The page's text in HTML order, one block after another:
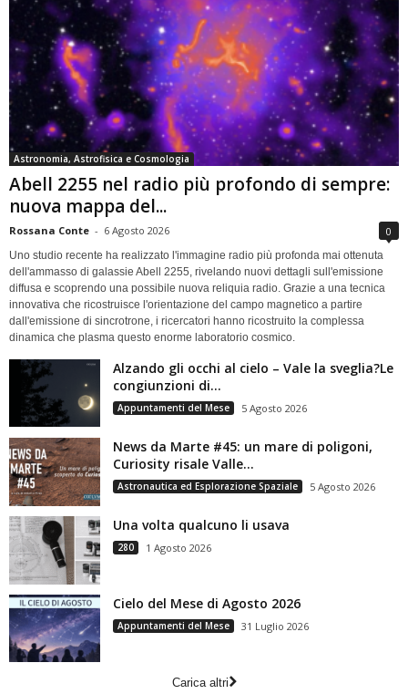
Astronomia, Astrofisica e Cosmologia
Abell 2255 nel radio più profondo di sempre:
nuova mappa del...
Rossana Conte - 6 Agosto 2026 0
Uno studio recente ha realizzato l'immagine radio più profonda mai ottenuta
dell'ammasso di galassie Abell 2255, rivelando nuovi dettagli sull'emissione
diffusa e scoprendo una possibile nuova reliquia radio. Grazie a una tecnica
innovativa che ricostruisce l'orientazione del campo magnetico a partire
dall'emissione di sincrotrone, i ricercatori hanno ricostruito la complessa
dinamica che plasma questo enorme laboratorio cosmico.
Alzando gli occhi al cielo – Vale la sveglia?Le
congiunzioni di...
Appuntamenti del Mese 5 Agosto 2026
News da Marte #45: un mare di poligoni,
Curiosity risale Valle...
Astronautica ed Esplorazione Spaziale 5 Agosto 2026
Una volta qualcuno li usava
280 1 Agosto 2026
Cielo del Mese di Agosto 2026
Appuntamenti del Mese 31 Luglio 2026
Carica altri